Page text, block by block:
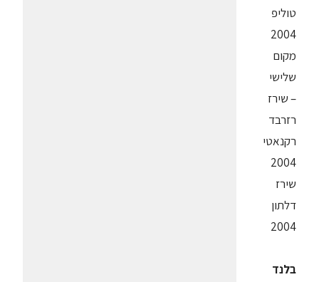
טוליפ
2004
מקום
שלישי
– שירז
רזרבד
רקנאטי
2004
שירז
דלתון
2004
בלנד